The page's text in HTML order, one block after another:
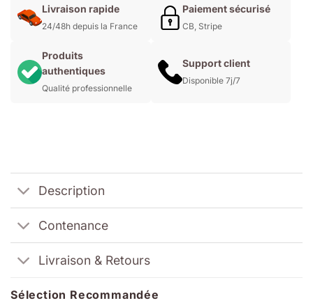
Livraison rapide
24/48h depuis la France
Paiement sécurisé
CB, Stripe
Produits
authentiques
Qualité professionnelle
Support client
Disponible 7j/7
Description
Contenance
Livraison & Retours
Sélection Recommandée